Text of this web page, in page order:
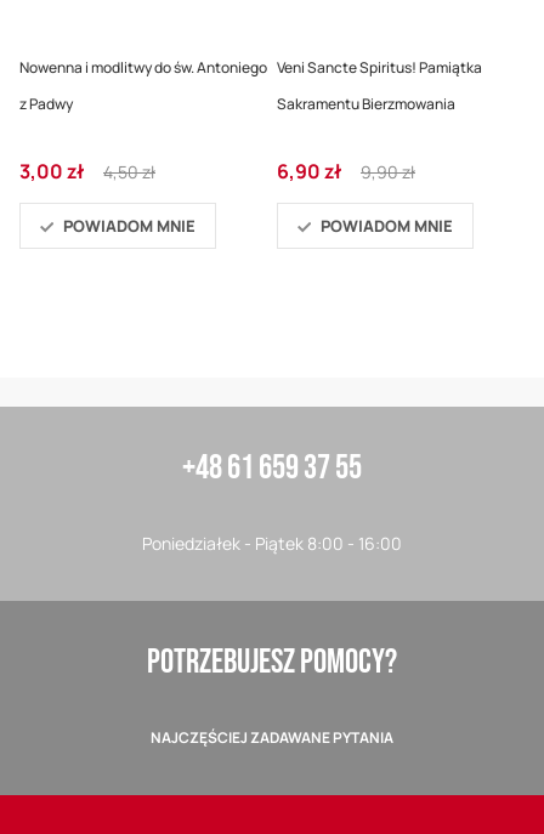
Nowenna i modlitwy do św. Antoniego
z Padwy
Cena
promocyjna
3,00 zł
Regular
Price
4,50 zł
POWIADOM MNIE
Veni Sancte Spiritus! Pamiątka
Sakramentu Bierzmowania
Cena
promocyjna
6,90 zł
Regular
Price
9,90 zł
POWIADOM MNIE
+48 61 659 37 55
Poniedziałek - Piątek 8:00 - 16:00
POTRZEBUJESZ POMOCY?
NAJCZĘŚCIEJ ZADAWANE PYTANIA